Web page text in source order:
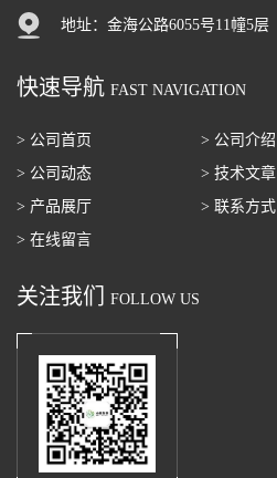
地址：金海公路6055号11幢5层
快速导航 FAST NAVIGATION
> 公司首页
> 公司介绍
> 公司动态
> 技术文章
> 产品展厅
> 联系方式
> 在线留言
关注我们 FOLLOW US